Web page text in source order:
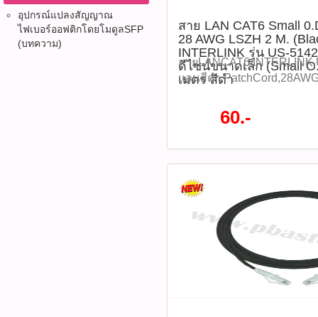
อุปกรณ์แปลงสัญญาณ
ไฟเบอร์ออฟติก​โดยโมดูลSFP
(บทความ)
สาย - ปลอดภัย: แจ็กเก็ต
งานเมื่อเกิดไฟไหม้ - หัวโปร่
สถานะง่าย สะดวกในการต
งานติดตั้งมืออาชีพ: ทั้งบ้าน
การวางสายใกล้แหล่งกำเ
น้ำหรือความชื้นโดยตรง อุป
LAN CAT6 PATCH CORD
จำนวน 1 เส้น Tags:
แลนCAT6,PatchCord,สาย
แลนLSZH,LANCable,สาย
ดำ
คุณภาพสูง ติดตามโปรโม
หมด
ที่นี้ 065-862-4063(sale โ
US-5143SS-6 - ประเภท: ส
Patch Cord - ความยาวสาย
ลวด: 28 AWG (Stranded
UTP (Unshielded Twisted
600 MHz - หัวต่อ RJ45: ชุ
ใช้งาน - เสียบสายเข้ากับพ
เช่น Router, Switch, คอมพิ
Panel - ใช้ในงานติดตั้งภาย
Data Center, หรือระบบเค
ตรวจสอบให้แน่ใจว่าสายไ
ดึงมากเกินไป - เหมาะสำห
เครือข่ายความเร็วสูงที่ต้อง
สาย LAN CAT6 Small
28 AWG LSZH 2 M.
INTERLINK รุ่น US-
ดีไซน์ขนาดเล็ก (Small
เมตร สีดำ
สาย
แลนสีดำ
,LANCable,RJ45,สาย
แลนSmallOD สาย LAN
เหมาะสำหรับการใช้งานใน
ความเร็วสูง รองรับมาตรฐ
แบบ LSZH (Low Smoke
ปลอดภัยต่อผู้ใช้งาน และเ
INTERLINK MIDYEAR
70% จากปกติราคา 90 บา
60 บาท / เส้น รุ่น : US-
60.-